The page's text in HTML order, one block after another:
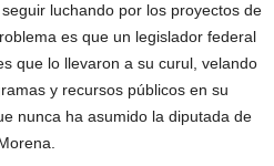
luchando por los proyectos de
es que un legislador federal
que lo llevaron a su curul, velando
y recursos públicos en su
nunca ha asumido la diputada de